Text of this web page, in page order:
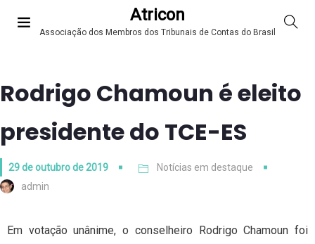
Atricon
Associação dos Membros dos Tribunais de Contas do Brasil
Rodrigo Chamoun é eleito
presidente do TCE-ES
29 de outubro de 2019
Notícias em destaque
admin
Em votação unânime, o conselheiro Rodrigo Chamoun foi